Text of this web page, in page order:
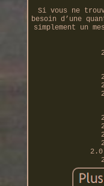
Si vous ne
besoin d’une
simplement un
2.0